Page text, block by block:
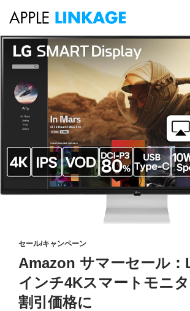
コ
ッ
索
セール/キャンペーン
Amazon サマーセール：
インチ4Kスマートモニ
割引価格に